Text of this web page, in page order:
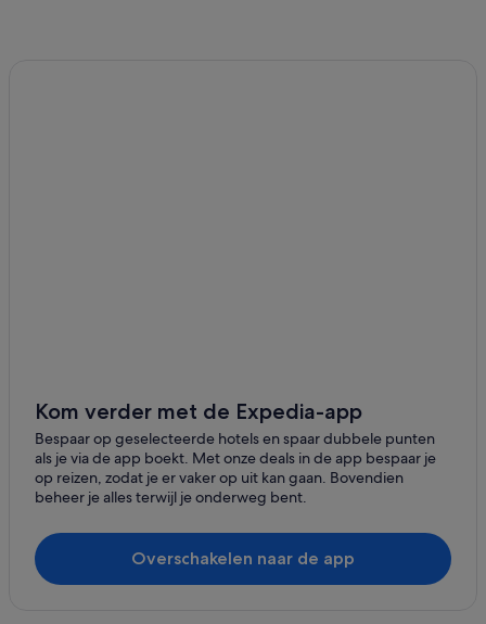
Kom verder met de Expedia-app
Bespaar op geselecteerde hotels en spaar dubbele punten
als je via de app boekt. Met onze deals in de app bespaar je
op reizen, zodat je er vaker op uit kan gaan. Bovendien
beheer je alles terwijl je onderweg bent.
Overschakelen naar de app